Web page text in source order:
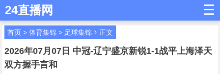
24直播网 ☰
首页> 体育集锦> 足球集锦 正文
2026年07月07日 中冠-辽宁盛京新锐1-1战平上海泽天
双方握手言和